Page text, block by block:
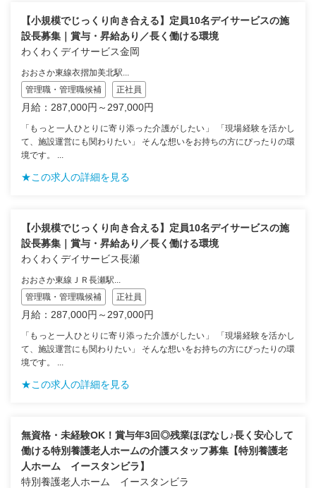
【小規模でじっくり向き合える】定員10名デイサービスの施
設長募集｜賞与・昇給あり／長く働ける環境
わくわくデイサービス金岡
おおさか東線衣摺加美北駅...
管理職・管理職候補
正社員
月給：287,000円～297,000円
「もっと一人ひとりに寄り添った介護がしたい」 「現場経験を活かし
て、施設運営にも関わりたい」 そんな想いをお持ちの方にぴったりの環
境です。 ...
★この求人の詳細を見る
【小規模でじっくり向き合える】定員10名デイサービスの施
設長募集｜賞与・昇給あり／長く働ける環境
わくわくデイサービス長瀬
おおさか東線ＪＲ長瀬駅...
管理職・管理職候補
正社員
月給：287,000円～297,000円
「もっと一人ひとりに寄り添った介護がしたい」 「現場経験を活かし
て、施設運営にも関わりたい」 そんな想いをお持ちの方にぴったりの環
境です。 ...
★この求人の詳細を見る
無資格・未経験OK！賞与年3回◎残業ほぼなし♪長く安心して
働ける特別養護老人ホームの介護スタッフ募集【特別養護老
人ホーム イースタンビラ】
特別養護老人ホーム イースタンビラ